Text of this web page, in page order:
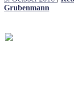
Grubenmann